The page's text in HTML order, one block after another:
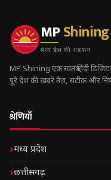
MPShining
मध्य प्रदेश की धड़कन
MP Shining एक स्वतंत्र हिंदी
पूरे देश की ख़बरें तेज़, सटीक और
श्रेणियाँ
मध्य प्रदेश
छत्तीसगढ़